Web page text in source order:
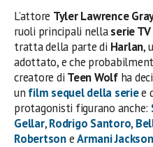
L’attore Tyler Lawrence
ruoli principali nellaserie TV
tratta della parte di Harlan,
adottato, e che
creatore di Teen Wolfha
un film sequel della seriee
protagonisti figurano anche:
Gellar,Rodrigo Santoro,
RobertsoneArmani Jackson